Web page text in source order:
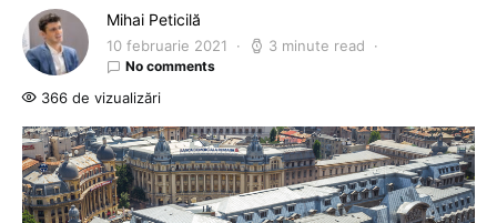
Mihai Peticilă
10 februarie 2021 3 minute read
No comments
366 de vizualizări